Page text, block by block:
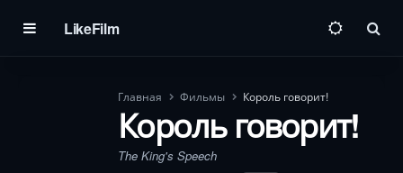
LikeFilm
Главная Фильмы Король говорит!
Король говорит!
The King's Speech